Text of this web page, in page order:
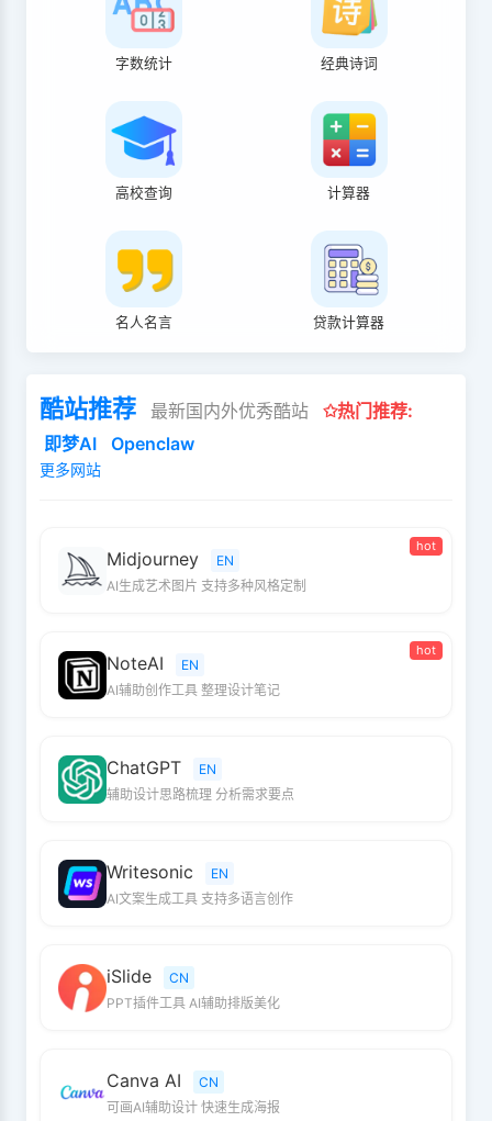
字数统计 经典诗词
高校查询 计算器
名人名言 贷款计算器
酷站推荐 最新国内外优秀酷站
✩热门推荐:
即梦AI
Openclaw
更多网站
hot
Midjourney
EN
AI生成艺术图片 支持多种风格定制
hot
NoteAI
EN
AI辅助创作工具 整理设计笔记
ChatGPT
EN
辅助设计思路梳理 分析需求要点
Writesonic
EN
AI文案生成工具 支持多语言创作
iSlide
CN
PPT插件工具 AI辅助排版美化
Canva AI
CN
可画AI辅助设计 快速生成海报